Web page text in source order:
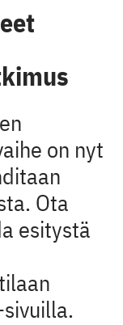
on nyt
Ota
esitystä